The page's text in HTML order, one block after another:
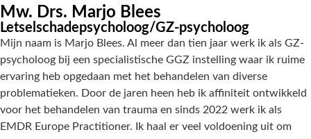
Mw. Drs. Marjo Blees
Letselschadepsycholoog/GZ-psycholoog
Mijn naam is Marjo Blees. Al meer dan tien jaar werk ik als GZ-
psycholoog bij een specialistische GGZ instelling waar ik ruime
ervaring heb opgedaan met het behandelen van diverse
problematieken. Door de jaren heen heb ik affiniteit ontwikkeld
voor het behandelen van trauma en sinds 2022 werk ik als
EMDR Europe Practitioner. Ik haal er veel voldoening uit om